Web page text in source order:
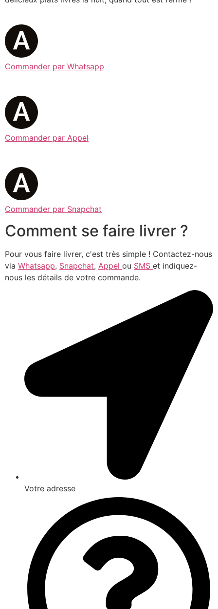
Commander par Whatsapp
Commander par Appel
Commander par Snapchat
Comment se faire livrer ?
Pour vous faire livrer, c'est très simple ! Contactez-nous
via Whatsapp, Snapchat, Appel ou SMS et indiquez-
nous les détails de votre commande.
Votre adresse